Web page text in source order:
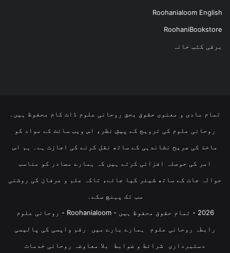
Roohanialoom English
RoohaniBookstore
برقی کتب خانہ
تمام مادی و معنوی حقوق بحق روحانی علوم ڈاٹ کام محفوظ ہیں۔
روحانی علوم کی ترویج کے پیشِ نظر، اس ویب سائٹ کے مواد کو
ماخذ کی صریح نشاندہی کے ساتھ نقل کرنے کی اجازت ہے۔ ہم اس
امر کی حوصلہ افزائی کرتے ہیں کہ ہمارے مصادر کو مناسب
حوالہ جات کے ساتھ شیئر کیا جائے، تاکہ علم و عرفان کی روشنی
سب تک پہنچ سکے۔
2026 - تمام حقوق محفوظ ہیں - Roohanialoom - روحانی علوم
رابطہ روحانی علوم
ہمارے بارے میں
رقم واپسی کی پالیسی
دستبرداری
شرائط و ضوابط بلا معاوضہ روحانی خدمات